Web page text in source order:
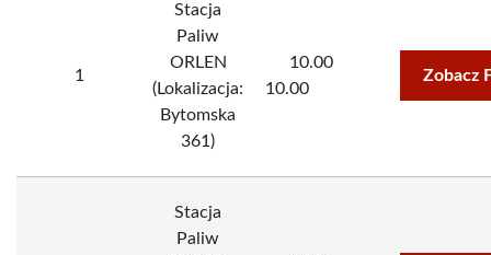
1
Stacja
Paliw
ORLEN
(Lokalizacja:
Bytomska
361)
10.00
10.00
Zobacz
Stacja
Paliw